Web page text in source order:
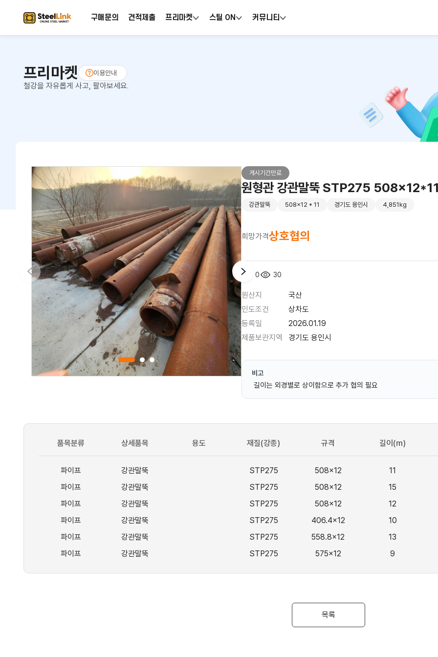
구매문의 견적제출 프리마켓 스틸 ON 커뮤니티
프리마켓 이용안내
철강을 자유롭게 사고, 팔아보세요.
게시기간만료
원형관 강관말뚝 STP275 508x12*11
강관말뚝 508x12 * 11 경기도 용인시 4,851kg
희망가격상호협의
0 30
원산지
국산
인도조건
상차도
등록일
2026.01.19
제품보관지역
경기도 용인시
비고
길이는 외경별로 상이함으로 추가 협의 필요
품목분류 상세품목 용도 재질(강종) 규격 길이(m)
파이프 강관말뚝 STP275 508x12
11
파이프
강관말뚝 STP275 508x12
15
파이프
강관말뚝 STP275 508x12
12
파이프
강관말뚝 STP275 406.4x12
10
파이프
강관말뚝 STP275 558.8x12
13
파이프
강관말뚝 STP275 575x12 9
목록